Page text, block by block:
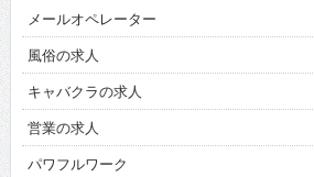
メールオペレーター
風俗の求人
キャバクラの求人
営業の求人
パワフルワーク